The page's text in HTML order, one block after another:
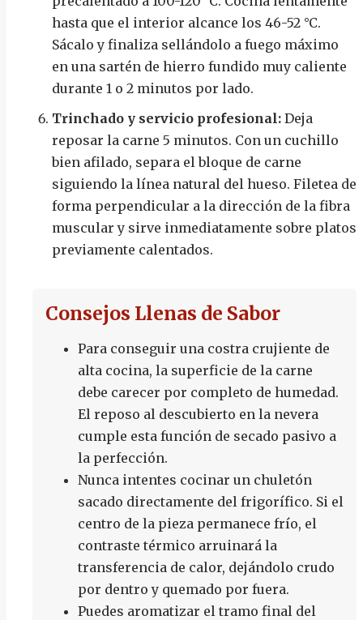
hasta que el interior alcance los 46-52 °C.
Sácalo y finaliza sellándolo a fuego máximo
en una sartén de hierro fundido muy caliente
durante 1 o 2 minutos por lado.
Trinchado y servicio profesional: Deja
reposar la carne 5 minutos. Con un cuchillo
bien afilado, separa el bloque de carne
siguiendo la línea natural del hueso. Filetea de
forma perpendicular a la dirección de la fibra
muscular y sirve inmediatamente sobre platos
previamente calentados.
Consejos Llenas de Sabor
Para conseguir una costra crujiente de
alta cocina, la superficie de la carne
debe carecer por completo de humedad.
El reposo al descubierto en la nevera
cumple esta función de secado pasivo a
la perfección.
Nunca intentes cocinar un chuletón
sacado directamente del frigorífico. Si el
centro de la pieza permanece frío, el
contraste térmico arruinará la
transferencia de calor, dejándolo crudo
por dentro y quemado por fuera.
Puedes aromatizar el tramo final del